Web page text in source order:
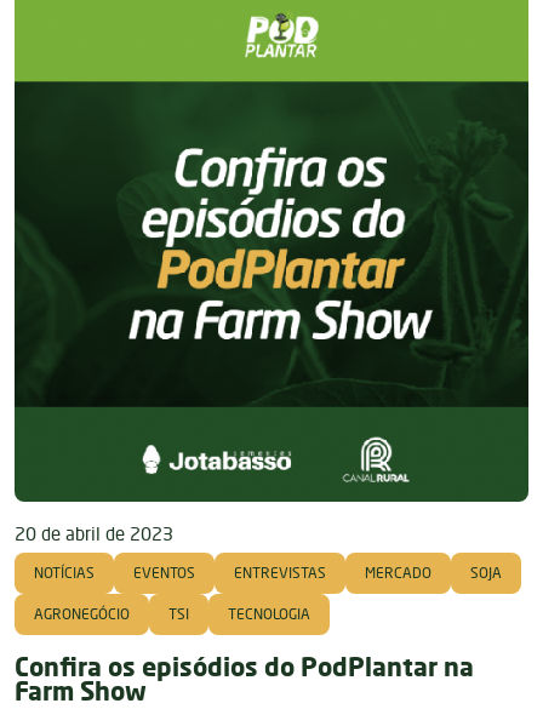
20 de abril de 2023
NOTÍCIAS EVENTOS ENTREVISTAS MERCADO SOJA
AGRONEGÓCIO TSI TECNOLOGIA
Confira os episódios do PodPlantar na
Farm Show